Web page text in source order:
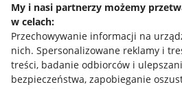
My i nasi partnerzy możemy
w celach:
Przechowywanie informacji na
nich. Spersonalizowane reklamy i
treści, badanie odbiorców i
bezpieczeństwa, zapobieganie
Regulamin
Polityka plików "cookies"
Ustawienia plików "cookies"